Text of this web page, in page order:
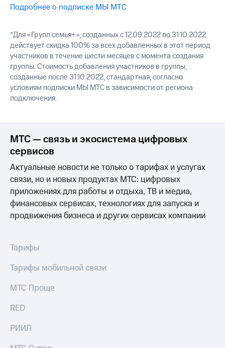
Выберите
и подключите
ТВ
с выгодным
тарифом
Интернет,
Спутниковое
ТВ
Поддержка
и подписки
интернета,
музыка
МТС
Premium
Подписка
на гигабайты
интернета,
фильмы,
музыка
и многое
Семейная
группа
Скидка
на тарифы,
общие
подписки
и услуги,
доступ
к геолокации
под
в Мой МТС
Подробнее о подписке МЫ МТС
*Для «Групп семья+», созданных с 12.09.2022 по 31.10.2022
действует скидка 100% за всех добавленных в этот период
участников в течение шести месяцев с момента создания
группы. Стоимость добавления участников в группы,
созданные после 31.10.2022, стандартная, согласно
условиям подписки МЫ МТС в зависимости от региона
подключения.
МТС — связь и экосистема цифровых
сервисов
Актуальные новости не только о тарифах и услугах
связи, но и новых продуктах МТС: цифровых
приложениях для работы и отдыха, ТВ и медиа,
финансовых сервисах, технологиях для запуска и
продвижения бизнеса и других сервисах компании
Тарифы
Тарифы мобильной связи
МТС Проще
RED
РИИЛ